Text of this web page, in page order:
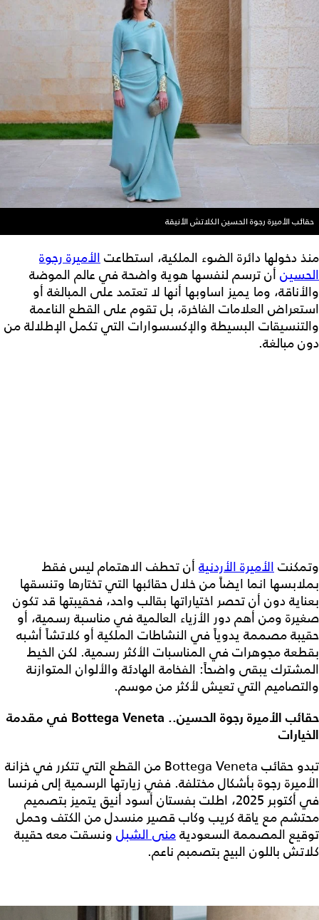
حقائب الأميرة رجوة الحسين الكلاتش الأنيقة
منذ دخولها دائرة الضوء الملكية، استطاعتالأميرة رجوة
الحسين أن ترسم لنفسها هوية واضحة في عالم الموضة
والأناقة، وما يميز اساوبها أنها لا تعتمد على المبالغة أو
استعراض العلامات الفاخرة، بل تقوم على القطع الناعمة
والتنسيقات البسيطة والإكسسوارات التي تكمل الإطلالة من
دون مبالغة.
وتمكنتالأميرة الأردنية أن تحطف الاهتمام ليس فقط
بملابسها انما ايضاً من خلال حقائبها التي تختارها وتنسقها
بعناية دون أن تحصر اختياراتها بقالب واحد، فحقيبتها قد تكون
صغيرة ومن أهم دور الأزياء العالمية في مناسبة رسمية، أو
حقيبة مصممة يدوياً في النشاطات الملكية أو كلاتشاً أشبه
بقطعة مجوهرات في المناسبات الأكثر رسمية. لكن الخيط
المشترك يبقى واضحاً: الفخامة الهادئة والألوان المتوازنة
والتصاميم التي تعيش لأكثر من موسم.
حقائب الأميرة رجوة الحسين.. Bottega Veneta في مقدمة
الخيارات
تبدو حقائب Bottega Veneta من القطع التي تتكرر في خزانة
الأميرة رجوة بأشكال مختلفة. ففي زيارتها الرسمية إلى فرنسا
في أكتوبر 2025، اطلت بفستان أسود أنيق يتميز بتصميم
محتشم مع ياقة كريب وكاب قصير منسدل من الكتف وحمل
توقيع المصممة السعوديةمنى الشبل ونسقت معه حقيبة
كلاتش باللون البيج بتصمبم ناعم.